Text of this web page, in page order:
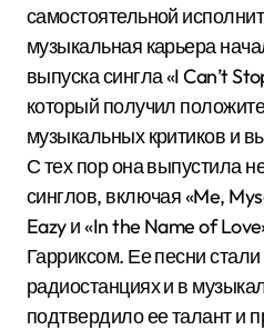
самостоятельной
музыкальная карьера
выпуска сингла «I Can’t
который получил
музыкальных критиков и
С тех пор она выпустила
синглов, включая «Me,
Eazy и «In the Name of
Гарриксом. Ее песни
радиостанциях и в
подтвердило ее талант и